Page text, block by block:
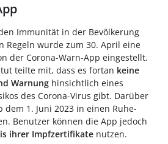
Immunität in der Bevölkerung
Regeln wurde zum 30. April eine
der Corona-Warn-App eingestellt.
teilte mit, dass es fortan keine
Warnung hinsichtlich eines
des Corona-Virus gibt. Darüber
dem 1. Juni 2023 in einen Ruhe-
Benutzer können die App jedoch
ihrer Impfzertifikate nutzen.